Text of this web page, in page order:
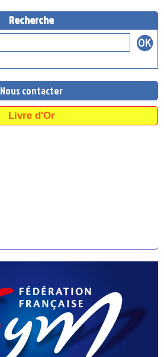
Recherche
Nous contacter
Livre d'Or